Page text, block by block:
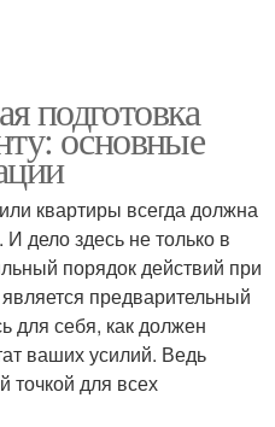
подготовка
основные
квартиры всегда должна
дело здесь не только в
порядок действий при
предварительный
для себя, как должен
ваших усилий. Ведь
точкой для всех